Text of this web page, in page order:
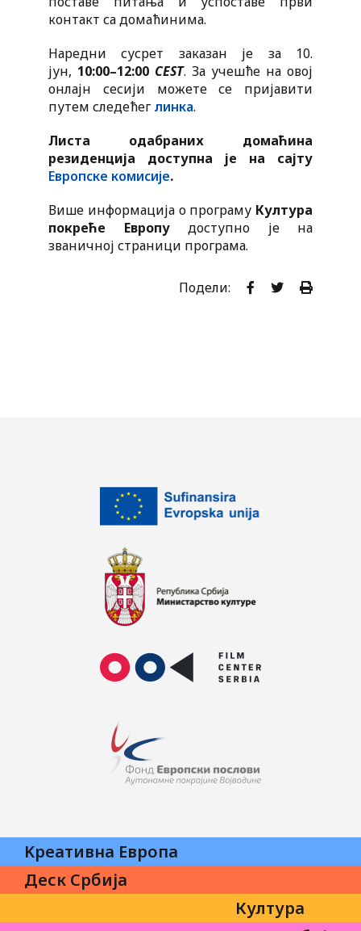
контакт са домаћинима.
Наредни сусрет заказан је за 10.
јун, 10:00–12:00 CEST. За учешће на овој
онлајн сесији можете се пријавити
путем следећег линка.
Листа одабраних домаћина
резиденција доступна је на сајту
Европске комисије.
Више информација о програму Култура
покреће Европудоступно је на
званичној страници програма.
Подели:
Kреативна Eвропа
Култура
Деск Србија